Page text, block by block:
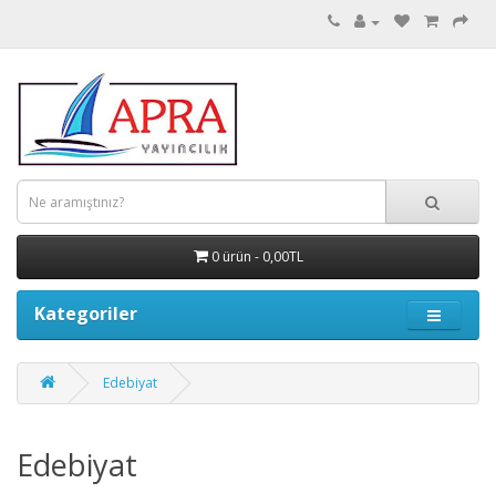
0 ürün - 0,00TL
Kategoriler
Edebiyat
Edebiyat